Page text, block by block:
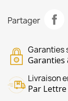
Partager
Garanties
Garanties
Livraison
Par Lettre